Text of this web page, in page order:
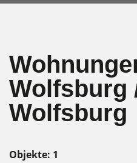
Wolfsburg
Wolfsburg
Objekte: 1